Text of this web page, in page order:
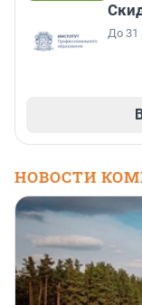
До 31
НОВОСТИ